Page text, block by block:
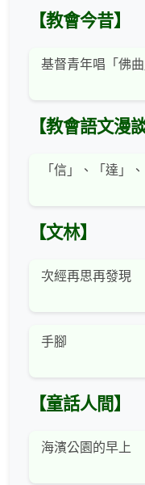
【教會今昔】
基督青年唱「佛曲
【教會語文漫談
「信」、「達」、
【文林】
次經再思再發現
手腳
【童話人間】
海濱公園的早上